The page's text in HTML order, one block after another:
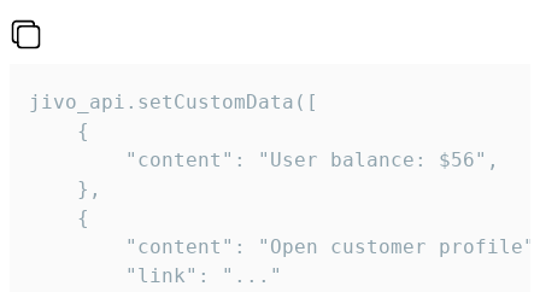
jivo_api.setCustomData([
    {
        "content": "User balance: $56",
    },
    {
"content": "Open customer
        "link": "..."